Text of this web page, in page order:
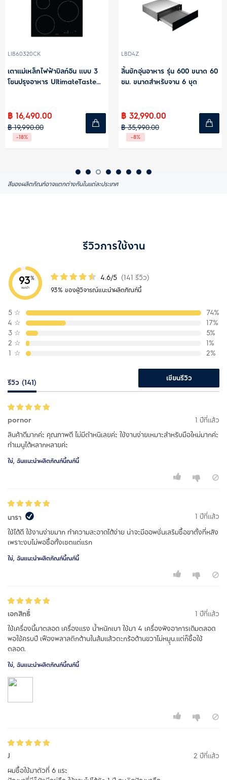
LIB60320CK
เตาแม่เหล็กไฟฟ้าบิลท์อิน แบบ 3
โซนปรุงอาหาร UltimateTaste
฿ 16,490.00
฿ 19,990.00
-18%
LBD4Z
ลิ้นชักอุ่นอาหาร รุ่น 600 ขนาด 60
ซม. ขนาดสำหรับจาน 6 ชุด
฿ 32,990.00
฿ 35,990.00
-8%
สีของผลิตภัณฑ์อาจแตกต่างกันในแต่ละประเทศ
รีวิวการใช้งาน
93%
แนะนำ
4.6/5 (141 รีวิว)
93% ของผู้วิจารณ์แนะนำผลิตภัณฑ์นี้
5 ☆
74%
4 ☆
17%
3 ☆
5%
2 ☆
1%
1 ☆ 2%
รีวิว (141) เขียนรีวิว
pornor
1 ปีที่แล้ว
สินค้าดีมากค่ะ คุณภาพดี ไม่มีตำหนิเลยค่ะ ใช้งานง่ายเหมาะสำหรับมือใหม่มากค่ะ
ทำเมนูได้หลากหลายค่ะ
ใช่, ฉันแนะนำผลิตภัณฑ์นี้ณฑ์นี้
นารา
1 ปีที่แล้ว
ใช้ได้ดี ใช้งานง่ายมาก ทำความสะอาดได้ง่าย น่าจะมีออพชั่นเสริมซื้อขาตั้งที่หลัง
เพราะงบไม่พอซื้อทั้งเซตแต่แรก
ใช่, ฉันแนะนำผลิตภัณฑ์นี้ณฑ์นี้
เอกสิทธิ์
1 ปีที่แล้ว
ใช้เครื่องนี้มาตลอด เครื่องแรง น้ำหนักเบา ใช้มา 4 เครื่องพังอาการเดิมตลอด
พอใช้ครบปี เฟืองพลาสติกด้านในล้มแล้วตะกร้อด้านขวาไม่หมูุน.แต่ก็ซื้อใช้
ตลอด.
ใช่, ฉันแนะนำผลิตภัณฑ์นี้ณฑ์นี้
J
2 ปีที่แล้ว
ผมซื้อใช้มาตัวที่ 6 แระ